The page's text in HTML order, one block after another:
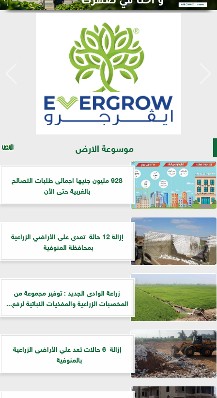
موسوعة الارض
928 مليون جنيها اجمالى طلبات التصالح
بالغربية حتى الأن
إزالة 12 حالة تعدى على الأراضي الزراعية
بمحافظة المنوفية
زراعة الوادى الجديد : توفير مجموعة من
المخصبات الزراعية والمغذيات النباتية لرفع...
إزالة 6 حالات تعد علي الأراضي الزراعية
بالمنوفية